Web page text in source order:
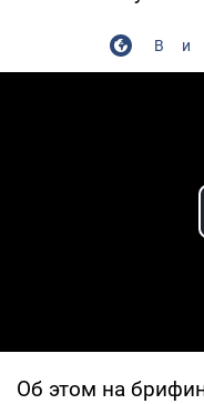
Об этом на